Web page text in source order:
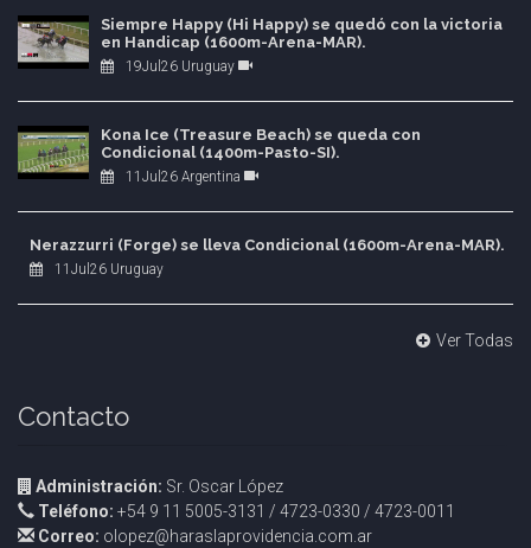
Siempre Happy (Hi Happy) se quedó con la victoria
en Handicap (1600m-Arena-MAR).
19Jul26 Uruguay
Kona Ice (Treasure Beach) se queda con
Condicional (1400m-Pasto-SI).
11Jul26 Argentina
Nerazzurri (Forge) se lleva Condicional (1600m-Arena-MAR).
11Jul26 Uruguay
Ver Todas
Contacto
Administración: Sr. Oscar López
Teléfono: +54 9 11 5005-3131 / 4723-0330 / 4723-0011
Correo: olopez@haraslaprovidencia.com.ar